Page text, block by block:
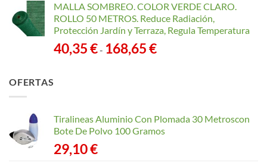
MALLA SOMBREO. COLOR VERDE CLARO.
ROLLO 50 METROS. Reduce Radiación,
Protección Jardín y Terraza, Regula Temperatura
40,35€- 168,65€Rango
168,65 €
OFERTAS
Tiralineas Aluminio Con Plomada 30 Metroscon
Bote De Polvo 100 Gramos
29,10€